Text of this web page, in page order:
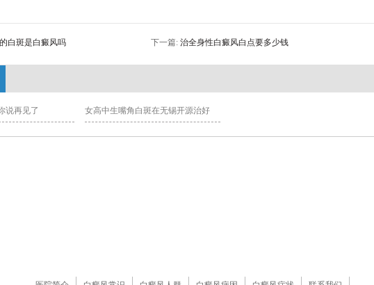
白斑是白癜风吗 下一篇: 治全身性白癜风白点要多少钱
说再见了 女高中生嘴角白斑在无锡开源治好